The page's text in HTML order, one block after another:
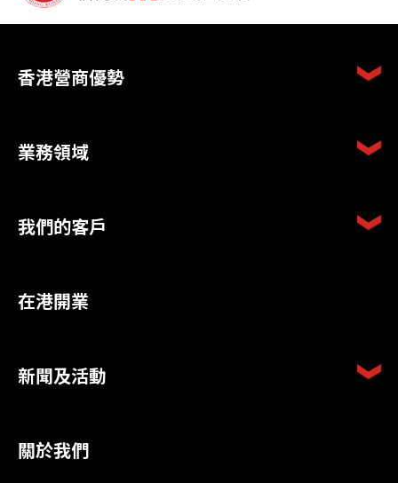
香港營商優勢
業務領域
我們的客戶
在港開業
新聞及活動
關於我們